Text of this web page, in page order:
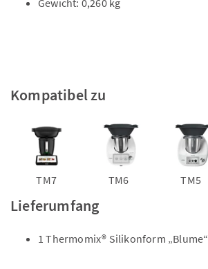
Gewicht: 0,260 kg
Kompatibel zu
TM7 TM6 TM5
Lieferumfang
1 Thermomix® Silikonform „Blume“